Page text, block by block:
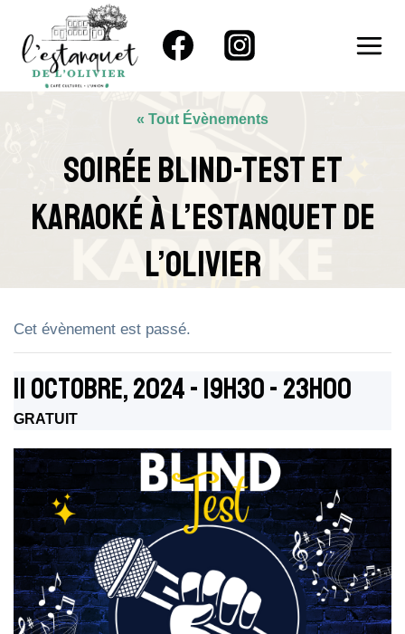
contenu
« Tout Évènements
Soirée Blind-Test Et
Karaoké À L’Estanquet De
L’Olivier
Cet évènement est passé.
11 Octobre, 2024 - 19h30- 23h00
GRATUIT